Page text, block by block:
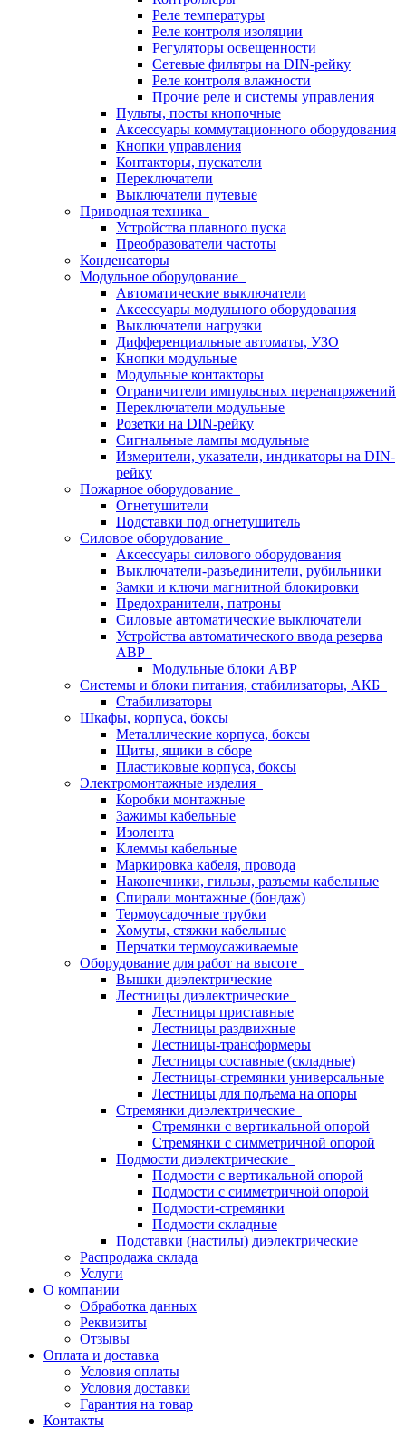
Реле температуры
Реле контроля изоляции
Регуляторы освещенности
Сетевые фильтры на DIN-рейку
Реле контроля влажности
Прочие реле и системы управления
Пульты, посты кнопочные
Аксессуары коммутационного оборудования
Кнопки управления
Контакторы, пускатели
Переключатели
Выключатели путевые
Приводная техника
Устройства плавного пуска
Преобразователи частоты
Конденсаторы
Модульное оборудование
Автоматические выключатели
Аксессуары модульного оборудования
Выключатели нагрузки
Дифференциальные автоматы, УЗО
Кнопки модульные
Модульные контакторы
Ограничители импульсных перенапряжений
Переключатели модульные
Розетки на DIN-рейку
Сигнальные лампы модульные
Измерители, указатели, индикаторы на DIN-
рейку
Пожарное оборудование
Огнетушители
Подставки под огнетушитель
Силовое оборудование
Аксессуары силового оборудования
Выключатели-разъединители, рубильники
Замки и ключи магнитной блокировки
Предохранители, патроны
Силовые автоматические выключатели
Устройства автоматического ввода резерва
АВР
Модульные блоки АВР
Системы и блоки питания, стабилизаторы, АКБ
Стабилизаторы
Шкафы, корпуса, боксы
Металлические корпуса, боксы
Щиты, ящики в сборе
Пластиковые корпуса, боксы
Электромонтажные изделия
Коробки монтажные
Зажимы кабельные
Изолента
Клеммы кабельные
Маркировка кабеля, провода
Наконечники, гильзы, разъемы кабельные
Спирали монтажные (бондаж)
Термоусадочные трубки
Хомуты, стяжки кабельные
Перчатки термоусаживаемые
Оборудование для работ на высоте
Вышки диэлектрические
Лестницы диэлектрические
Лестницы приставные
Лестницы раздвижные
Лестницы-трансформеры
Лестницы составные (складные)
Лестницы-стремянки универсальные
Лестницы для подъема на опоры
Стремянки диэлектрические
Стремянки с вертикальной опорой
Стремянки с симметричной опорой
Подмости диэлектрические
Подмости с вертикальной опорой
Подмости с симметричной опорой
Подмости-стремянки
Подмости складные
Подставки (настилы) диэлектрические
Распродажа склада
Услуги
О компании
Обработка данных
Реквизиты
Отзывы
Оплата и доставка
Условия оплаты
Условия доставки
Гарантия на товар
Контакты